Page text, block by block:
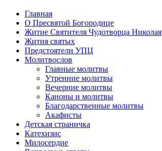
Главная
О Пресвятой Богородице
Житие Святителя Чудотворца Николая
Жития святых
Предстоятели УПЦ
Молитвослов
Главные молитвы
Утренние молитвы
Вечерние молитвы
Каноны и молитвы
Благодарственные молитвы
Акафисты
Детская страничка
Катехизис
Милосердие